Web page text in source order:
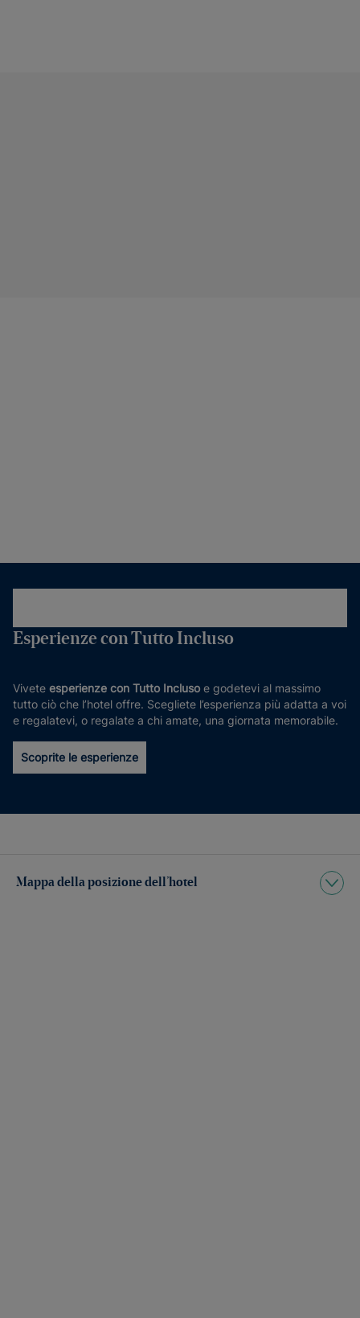
Esperienze con Tutto Incluso
Vivete esperienze con Tutto Incluso e godetevi al massimo
tutto ciò che l’hotel offre. Scegliete l’esperienza più adatta a voi
e regalatevi, o regalate a chi amate, una giornata memorabile.
Scoprite le esperienze
Mappa della posizione dell’hotel